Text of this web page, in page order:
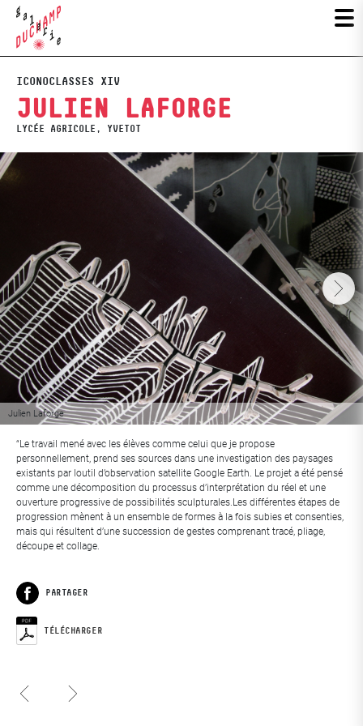
ICONOCLASSES XIV
JULIEN LAFORGE
LYCÉE AGRICOLE, YVETOT
Julien Laforge
“Le travail mené avec les élèves comme celui que je propose
personnellement, prend ses sources dans une investigation des paysages
existants par loutil d’observation satellite Google Earth. Le projet a été pensé
comme une décomposition du processus d’interprétation du réel et une
ouverture progressive de possibilités sculpturales.Les différentes étapes de
progression mènent à un ensemble de formes à la fois subies et consenties,
mais qui résultent d’une succession de gestes comprenant tracé, pliage,
découpe et collage.
Facebook
PARTAGER
TÉLÉCHARGER